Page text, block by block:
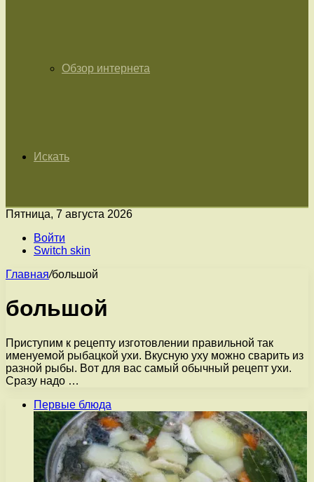
Обзор интернета
Искать
Пятница, 7 августа 2026
Войти
Switch skin
Главная/большой
большой
Приступим к рецепту изготовлении правильной так
именуемой рыбацкой ухи. Вкусную уху можно сварить из
разной рыбы. Вот для вас самый обычный рецепт ухи.
Сразу надо …
Первые блюда